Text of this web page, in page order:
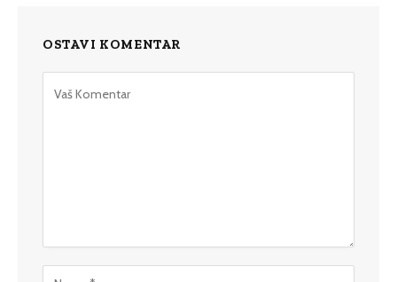
OSTAVI KOMENTAR